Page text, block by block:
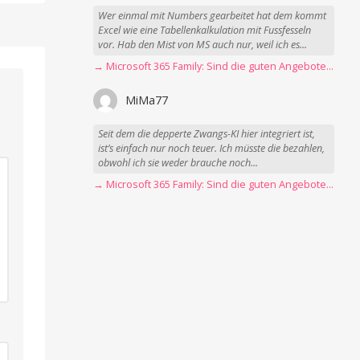
Wer einmal mit Numbers gearbeitet hat dem kommt
Excel wie eine Tabellenkalkulation mit Fussfesseln
vor. Hab den Mist von MS auch nur, weil ich es...
→ Microsoft 365 Family: Sind die guten Angebote vorbei?
MiMa77
Seit dem die depperte Zwangs-KI hier integriert ist,
ist’s einfach nur noch teuer. Ich müsste die bezahlen,
obwohl ich sie weder brauche noch...
→ Microsoft 365 Family: Sind die guten Angebote vorbei?